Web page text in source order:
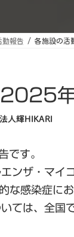
動報告 各施設の活
人輝HIKARI
です。
ンザ・マイ
な感染症に
ては、全国